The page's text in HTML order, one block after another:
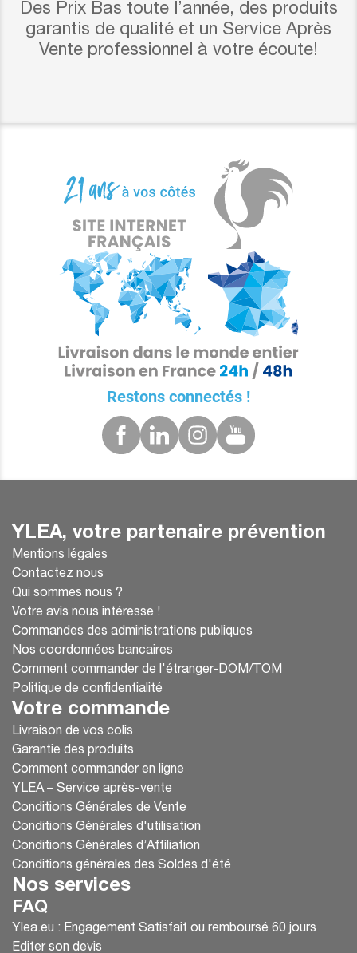
Des Prix Bas toute l’année, des produits
garantis de qualité et un Service Après
Vente professionnel à votre écoute!
Restons connectés !
YLEA, votre partenaire prévention
Mentions légales
Contactez nous
Qui sommes nous ?
Votre avis nous intéresse !
Commandes des administrations publiques
Nos coordonnées bancaires
Comment commander de l'étranger-DOM/TOM
Politique de confidentialité
Votre commande
Livraison de vos colis
Garantie des produits
Comment commander en ligne
YLEA – Service après-vente
Conditions Générales de Vente
Conditions Générales d'utilisation
Conditions Générales d’Affiliation
Conditions générales des Soldes d'été
Nos services
FAQ
Ylea.eu : Engagement Satisfait ou remboursé 60 jours
Editer son devis